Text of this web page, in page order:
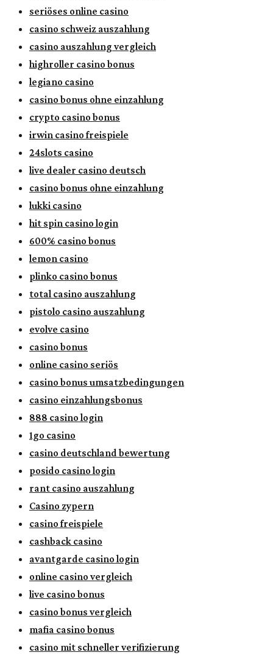
seriöses online casino
casino schweiz auszahlung
casino auszahlung vergleich
highroller casino bonus
legiano casino
casino bonus ohne einzahlung
crypto casino bonus
irwin casino freispiele
24slots casino
live dealer casino deutsch
casino bonus ohne einzahlung
lukki casino
hit spin casino login
600% casino bonus
lemon casino
plinko casino bonus
total casino auszahlung
pistolo casino auszahlung
evolve casino
casino bonus
online casino seriös
casino bonus umsatzbedingungen
casino einzahlungsbonus
888 casino login
1go casino
casino deutschland bewertung
posido casino login
rant casino auszahlung
Casino zypern
casino freispiele
cashback casino
avantgarde casino login
online casino vergleich
live casino bonus
casino bonus vergleich
mafia casino bonus
casino mit schneller verifizierung